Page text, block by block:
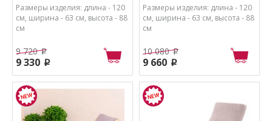
Размеры изделия: длина - 120
см, ширина - 63 см, высота - 88
см
9 720 p
9 330 p
Размеры изделия: длина - 120
см, ширина - 63 см, высота - 88
см
10 080 p
9 660 p